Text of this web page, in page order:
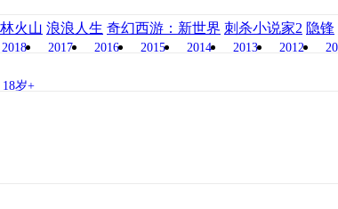
火山 浪浪人生 奇幻西游：新世界 刺杀小说家2 隐锋
2018 2017 2016 2015 2014 2013 2012
18岁+